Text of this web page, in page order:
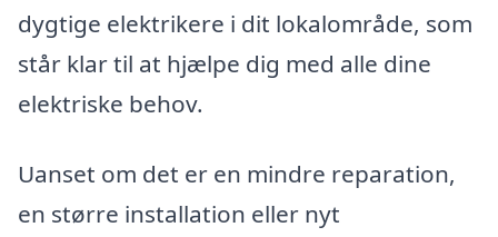
dygtige elektrikere i dit lokalområde, som
står klar til at hjælpe dig med alle dine
elektriske behov.
Uanset om det er en mindre reparation,
en større installation eller nyt